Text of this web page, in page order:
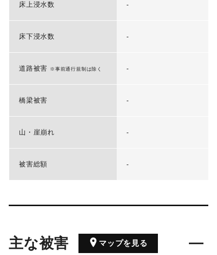
床上浸水数 -
床下浸水数 -
道路被害 ※事前通行規制は除く -
橋梁被害 -
山・崖崩れ -
被害総額 -
主な被害 マップを見る